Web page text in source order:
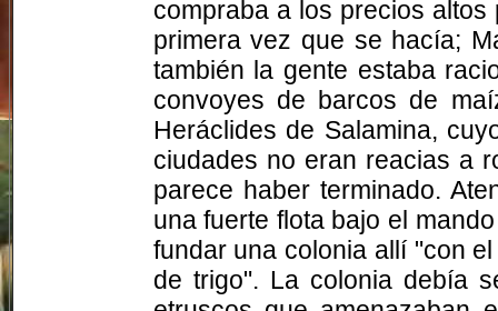
compraba a los precios
primera vez que se hacía;
también la gente estaba
convoyes de barcos de
Heráclides de Salamina,
ciudades no eran reacias a
parece haber terminado.
una fuerte flota bajo el
fundar una colonia allí "con
de trigo". La colonia debía